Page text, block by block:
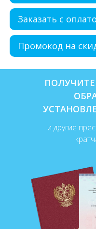
Заказать с
Промокод на
и другие